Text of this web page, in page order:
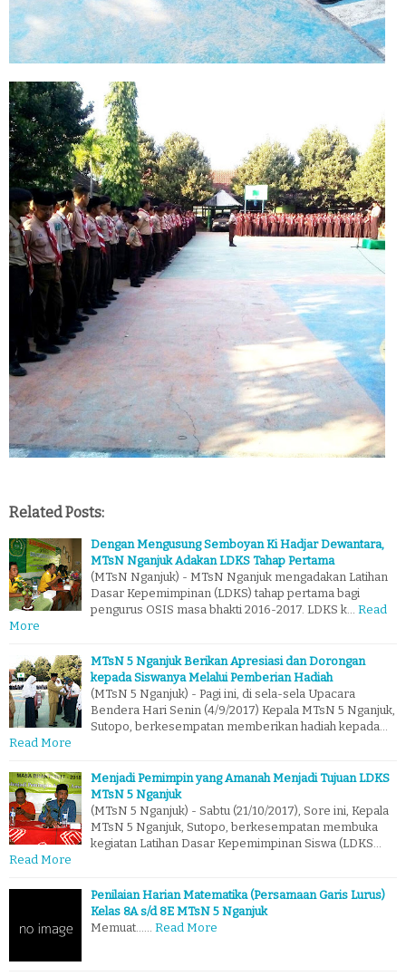
Related Posts:
Dengan Mengusung Semboyan Ki Hadjar Dewantara,
MTsN Nganjuk Adakan LDKS Tahap Pertama
(MTsN Nganjuk) - MTsN Nganjuk mengadakan Latihan
Dasar Kepemimpinan (LDKS) tahap pertama bagi
pengurus OSIS masa bhakti 2016-2017. LDKS k… Read
More
MTsN 5 Nganjuk Berikan Apresiasi dan Dorongan
kepada Siswanya Melalui Pemberian Hadiah
(MTsN 5 Nganjuk) - Pagi ini, di sela-sela Upacara
Bendera Hari Senin (4/9/2017) Kepala MTsN 5 Nganjuk,
Sutopo, berkesempatan memberikan hadiah kepada…
Read More
Menjadi Pemimpin yang Amanah Menjadi Tujuan LDKS
MTsN 5 Nganjuk
(MTsN 5 Nganjuk) - Sabtu (21/10/2017), Sore ini, Kepala
MTsN 5 Nganjuk, Sutopo, berkesempatan membuka
kegiatan Latihan Dasar Kepemimpinan Siswa (LDKS…
Read More
Penilaian Harian Matematika (Persamaan Garis Lurus)
Kelas 8A s/d 8E MTsN 5 Nganjuk
Memuat...… Read More